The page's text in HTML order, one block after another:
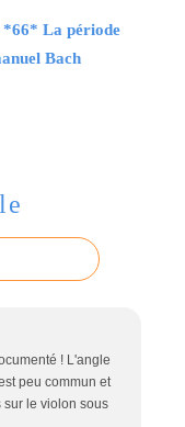
*66* La période
Bach
! L'angle
peu commun et
le violon sous